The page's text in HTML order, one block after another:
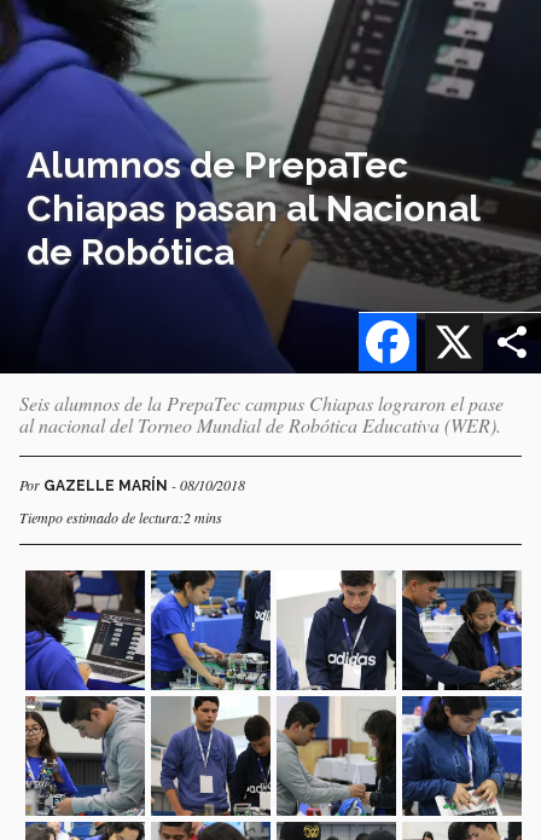
Alumnos de PrepaTec
Chiapas pasan al Nacional
de Robótica
X
Facebook
Seis alumnos de la PrepaTec campus Chiapas lograron el pase
al nacional del Torneo Mundial de Robótica Educativa (WER).
Por GAZELLE MARÍN - 08/10/2018
Tiempo estimado de lectura:2 mins